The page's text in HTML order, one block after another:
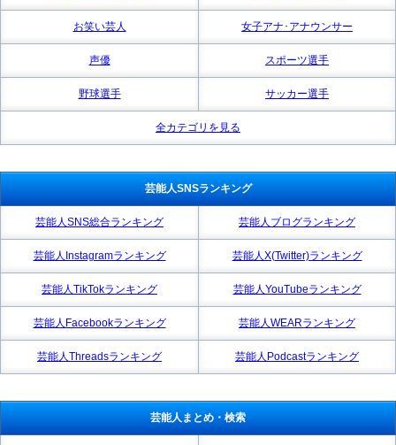
お笑い芸人 女子アナ･アナウンサー
声優 スポーツ選手
野球選手 サッカー選手
全カテゴリを見る
芸能人SNSランキング
芸能人SNS総合ランキング 芸能人ブログランキング
芸能人Instagramランキング 芸能人X(Twitter)ランキング
芸能人TikTokランキング 芸能人YouTubeランキング
芸能人Facebookランキング 芸能人WEARランキング
芸能人Threadsランキング 芸能人Podcastランキング
芸能人まとめ・検索